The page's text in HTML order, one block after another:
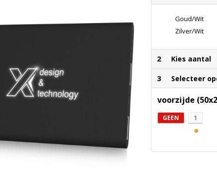
Goud/Wit
Zilver/Wit
2 Kies aantal
3 Selecteer
voorzijde
GEEN 1